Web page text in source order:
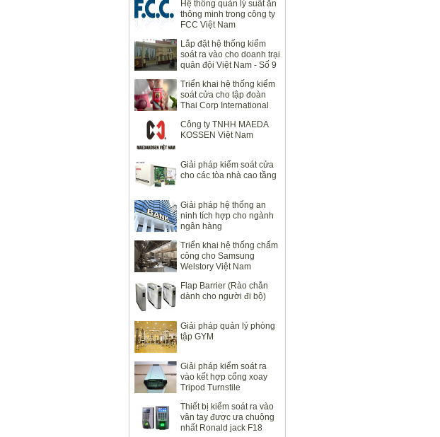
Hệ thống quản lý suất ăn
thông minh trong công ty
FCC Việt Nam
Lắp đặt hệ thống kiểm
soát ra vào cho doanh trại
quân đội Việt Nam - Số 9
Triển khai hệ thống kiểm
soát cửa cho tập đoàn
Thai Corp International
Công ty TNHH MAEDA
KOSSEN Việt Nam
Giải pháp kiểm soát cửa
cho các tòa nhà cao tầng
Giải pháp hệ thống an
ninh tích hợp cho ngành
ngân hàng
Triển khai hệ thống chấm
công cho Samsung
Welstory Việt Nam
Flap Barrier (Rào chắn
dành cho người đi bộ)
Giải pháp quản lý phòng
tập GYM
Giải pháp kiểm soát ra
vào kết hợp cổng xoay
Tripod Turnstile
Thiết bị kiểm soát ra vào
vân tay được ưa chuộng
nhất Ronald jack F18